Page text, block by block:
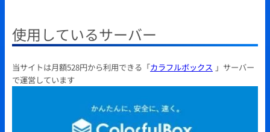
使用しているサーバー
当サイトは月額528円から利用できる「カラフルボックス 」サーバー
で運営しています